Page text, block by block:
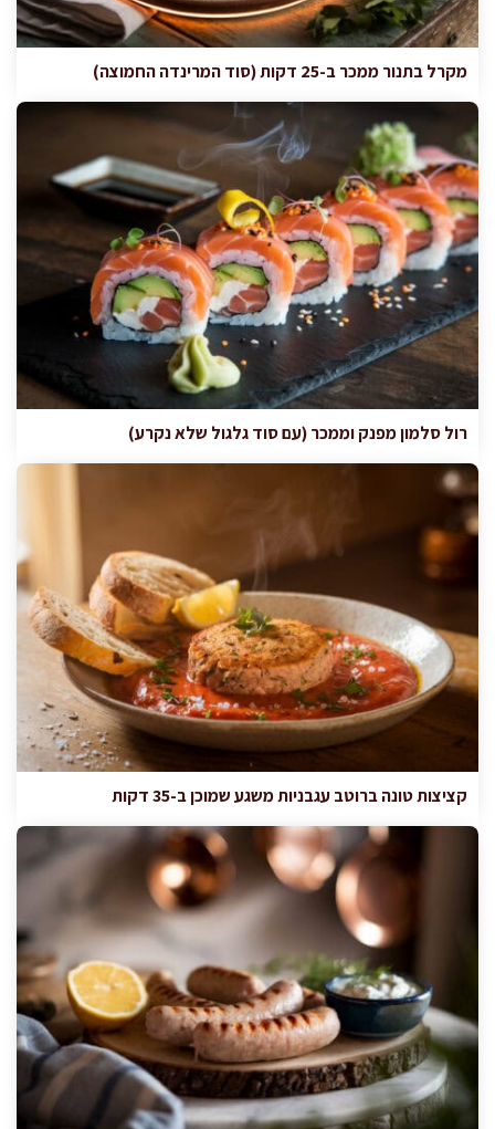
מקרל בתנור ממכר ב-25 דקות (סוד המרינדה החמוצה)
רול סלמון מפנק וממכר (עם סוד גלגול שלא נקרע)
קציצות טונה ברוטב עגבניות משגע שמוכן ב-35 דקות